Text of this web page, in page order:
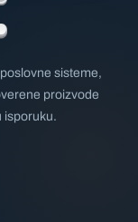
sisteme,
proizvode
isporuku.